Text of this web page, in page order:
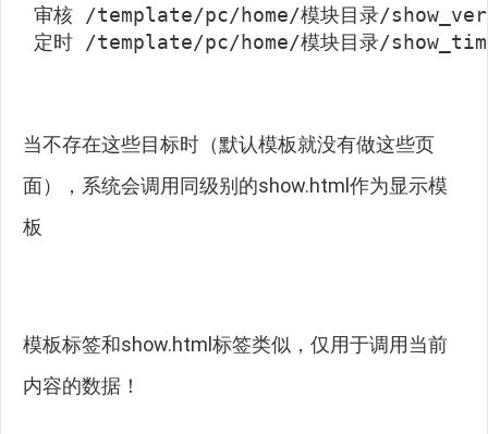
审核 /template/pc/home/模块目录/
定时 /template/pc/home/模块目录/
当不存在这些目标时（默认模板就没有做这些页
面），系统会调用同级别的show.html作为显示模
板
模板标签和show.html标签类似，仅用于调用当前
内容的数据！